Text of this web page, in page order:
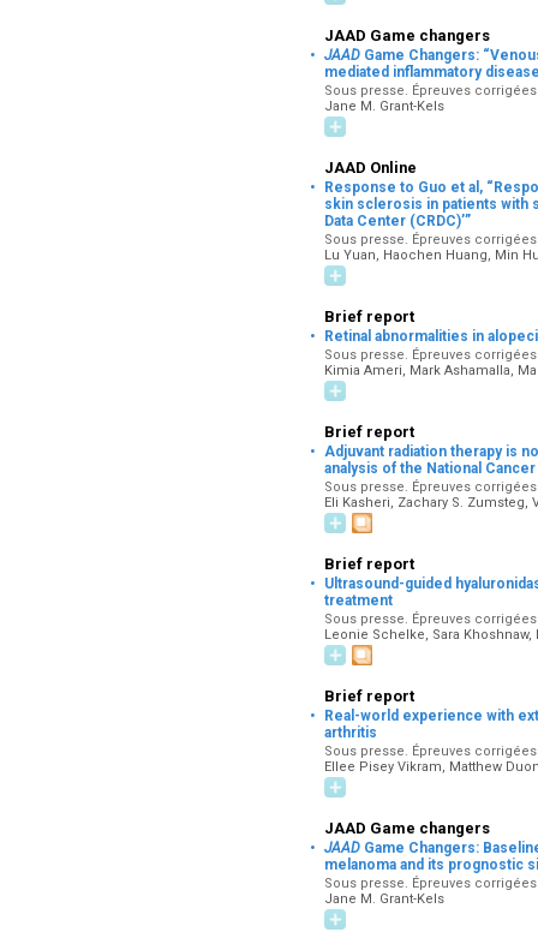
JAAD Game changers
· JAAD Game Changers:
mediated inflammatory
Sous presse. Épreuves
Jane M. Grant-Kels
JAAD Online
·
Response to Guo et al,
skin sclerosis in patients with
Data Center (CRDC)’”
Sous presse. Épreuves
Lu Yuan, Haochen Huang, Min
Brief report
· Retinal abnormalities in
Sous presse. Épreuves
Kimia Ameri, Mark Ashamalla,
Brief report
· Adjuvant radiation therapy is
analysis of the National Cancer
Sous presse. Épreuves
Eli Kasheri, Zachary S. Zumsteg,
Brief report
·
Ultrasound-guided
treatment
Sous presse. Épreuves
Leonie Schelke, Sara Khoshnaw,
Brief report
·
Real-world experience with
arthritis
Sous presse. Épreuves
Ellee Pisey Vikram, Matthew
JAAD Game changers
· JAAD Game Changers:
melanoma and its prognostic
Sous presse. Épreuves
Jane M. Grant-Kels